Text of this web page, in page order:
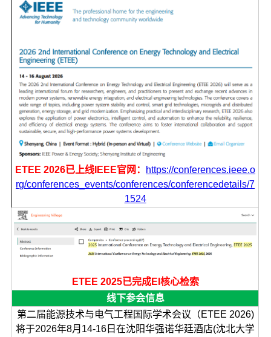
ETEE 2026已上线IEEE官网：
https://conferences.ieee.o
rg/conferences_events/conferences/conferencedetails/7
1524
ETEE 2025已完成EI核心检索
线下参会信息
第二届能源技术与电气工程国际学术会议（ETEE 2026)
将于2026年8月14-16日在沈阳华强诺华廷酒店(沈北大学